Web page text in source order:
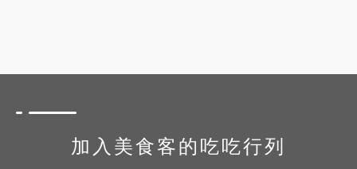
加入美食客的吃吃行列